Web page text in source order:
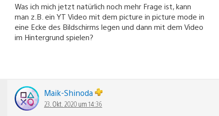
Was ich mich jetzt natürlich noch mehr Frage ist, kann
man z.B. ein YT Video mit dem picture in picture mode in
eine Ecke des Bildschirms legen und dann mit dem Video
im Hintergrund spielen?
Maik-Shinoda
23. Okt. 2020 um 14:36